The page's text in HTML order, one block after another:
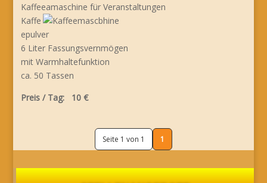
Kaffeeamaschine für Veranstaltungen
Kaffe
epulver
6 Liter Fassungsvernmögen
mit Warmhaltefunktion
ca. 50 Tassen
Preis / Tag: 10 €
Seite 1 von 1 1